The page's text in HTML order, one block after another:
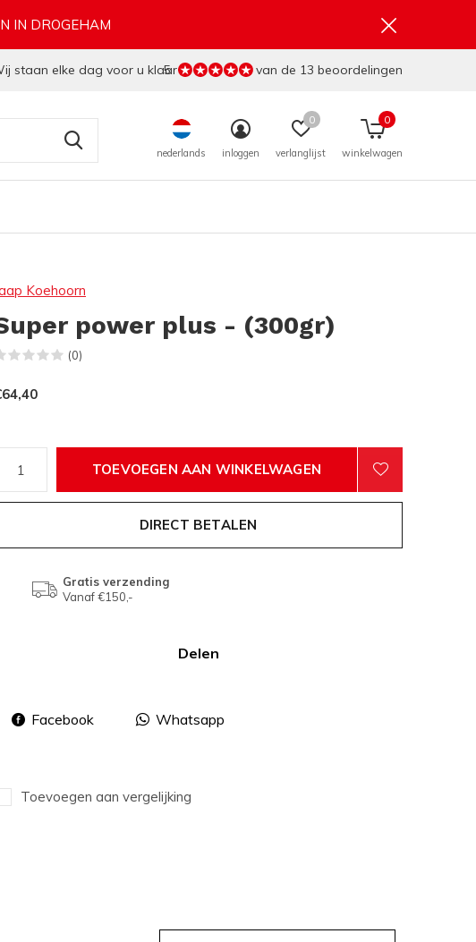
nederlands inloggen verlanglijst
0
winkelwagen
0
staan elke dag voor u klaar
5 van de 13 beoordelingen
IN DROGEHAM
Koehoorn
power plus - (300gr)
(0)
TOEVOEGEN AAN WINKELWAGEN
DIRECT BETALEN
Gratis verzending
Vanaf €150,-
Delen
Facebook Whatsapp
Toevoegen aan vergelijking